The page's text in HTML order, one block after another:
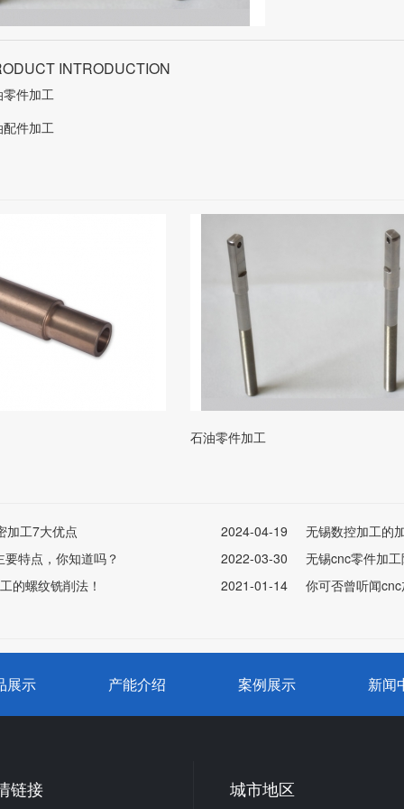
INTRODUCTION
零件加工
配件加工
石油零件加工
加工7大优点 2024-04-19
无锡数控加工的
特点，你知道吗？
2022-03-30
无锡cnc零件加
的螺纹铣削法！
2021-01-14 你可否曾听闻
展示 产能介绍 案例展示 新闻
链接 城市地区